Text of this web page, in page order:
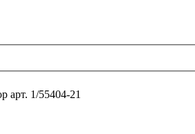
Болт М12*30*1,25 8.8 подушек двигателя передних опор арт. 1/55404-21